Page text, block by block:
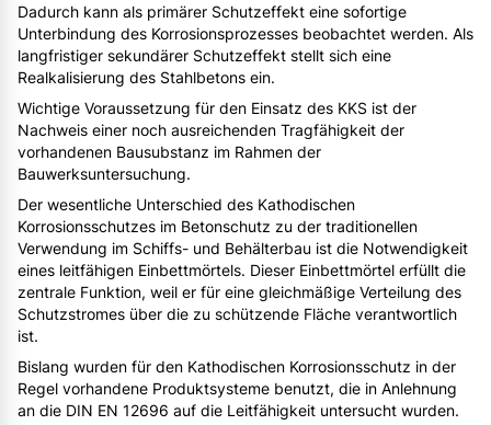
Dadurch kann als primärer Schutzeffekt eine sofortige
Unterbindung des Korrosionsprozesses beobachtet werden. Als
langfristiger sekundärer Schutzeffekt stellt sich eine
Realkalisierung des Stahlbetons ein.
Wichtige Voraussetzung für den Einsatz des KKS ist der
Nachweis einer noch ausreichenden Tragfähigkeit der
vorhandenen Bausubstanz im Rahmen der
Bauwerksuntersuchung.
Der wesentliche Unterschied des Kathodischen
Korrosionsschutzes im Betonschutz zu der traditionellen
Verwendung im Schiffs- und Behälterbau ist die Notwendigkeit
eines leitfähigen Einbettmörtels. Dieser Einbettmörtel erfüllt die
zentrale Funktion, weil er für eine gleichmäßige Verteilung des
Schutzstromes über die zu schützende Fläche verantwortlich
ist.
Bislang wurden für den Kathodischen Korrosionsschutz in der
Regel vorhandene Produktsysteme benutzt, die in Anlehnung
an die DIN EN 12696 auf die Leitfähigkeit untersucht wurden.